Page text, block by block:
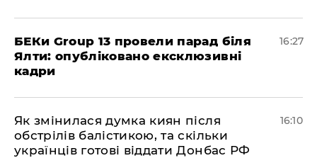
БЕКи Group 13 провели парад біля
Ялти: опубліковано ексклюзивні
кадри
16:27
Як змінилася думка киян після
обстрілів балістикою, та скільки
українців готові віддати Донбас РФ
16:10